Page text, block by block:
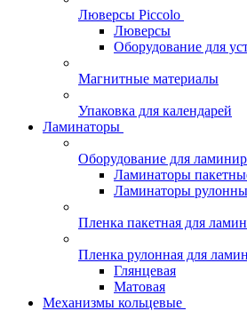
Люверсы Piccolo
Люверсы
Оборудование для
Магнитные материалы
Упаковка для календарей
Ламинаторы
Оборудование для
Ламинаторы
Ламинаторы
Пленка пакетная для
Пленка рулонная для
Глянцевая
Матовая
Механизмы кольцевые